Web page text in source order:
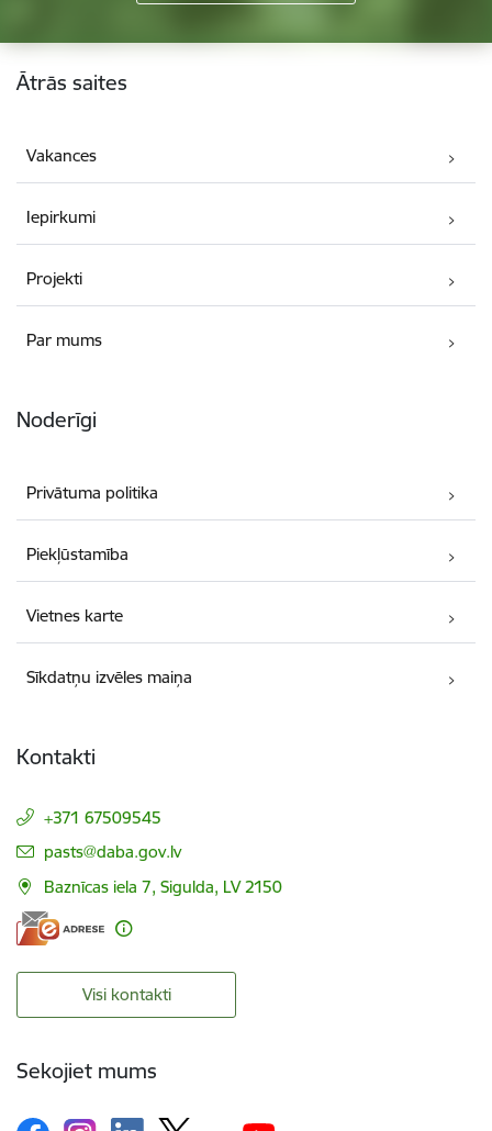
Kājene
Ātrās saites
Vakances
Iepirkumi
Projekti
Par mums
Noderīgi
Privātuma politika
Piekļūstamība
Vietnes karte
Sīkdatņu izvēles maiņa
Kontakti
+371 67509545
E-pasts:
pasts@daba.gov.lv
Baznīcas iela 7, Sigulda, LV 2150
Visi kontakti
Sekojiet mums